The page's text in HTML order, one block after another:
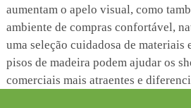
aumentam o apelo visual, como
ambiente de compras confortável,
uma seleção cuidadosa de materiais
pisos de madeira podem ajudar os
comerciais mais atraentes e